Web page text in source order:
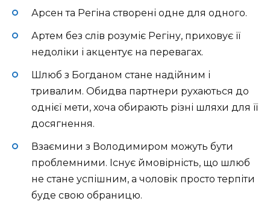
Арсен та Регіна створені одне для одного.
Артем без слів розуміє Регіну, приховує її
недоліки і акцентує на перевагах.
Шлюб з Богданом стане надійним і
тривалим. Обидва партнери рухаються до
однієї мети, хоча обирають різні шляхи для її
досягнення.
Взаємини з Володимиром можуть бути
проблемними. Існує ймовірність, що шлюб
не стане успішним, а чоловік просто терпіти
буде свою обраницю.